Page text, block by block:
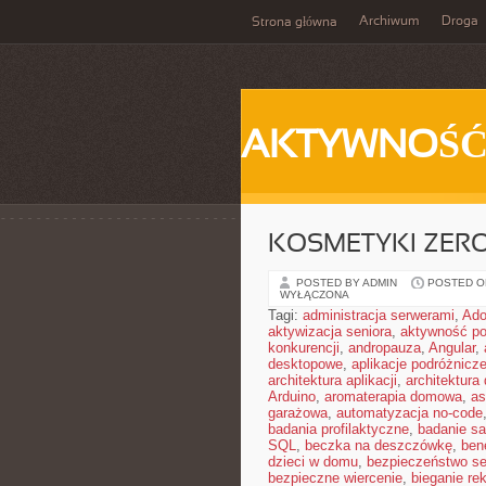
Strona główna Archiwum Droga
AKTYWNOŚĆ
KOSMETYKI
POSTED BY ADMIN POSTED
WYŁĄCZONA
Tagi: administracja serwerami,
aktywizacja seniora, aktywność
konkurencji, andropauza, Angular,
desktopowe, aplikacje podróżnicze
architektura aplikacji, architektura
Arduino, aromaterapia domowa,
garażowa, automatyzacja no-code,
badania profilaktyczne, badanie
SQL, beczka na deszczówkę,
dzieci w domu, bezpieczeństwo
bezpieczne wiercenie, bieganie